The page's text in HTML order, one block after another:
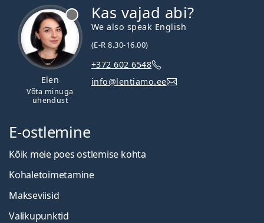
Elen
Võta minuga
ühendust
Kas vajad abi?
We also speak English
(E-R 8.30-16.00)
+372 602 6548
info@lentiamo.ee
E-ostlemine
Kõik meie poes ostlemise kohta
Kohaletoimetamine
Makseviisid
Valikupunktid